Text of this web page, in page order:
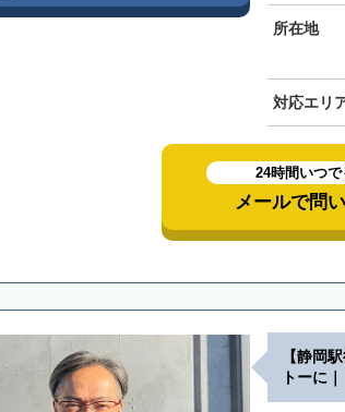
所在地
対応エリ
24時間いつ
メールで問
【静岡
トーに